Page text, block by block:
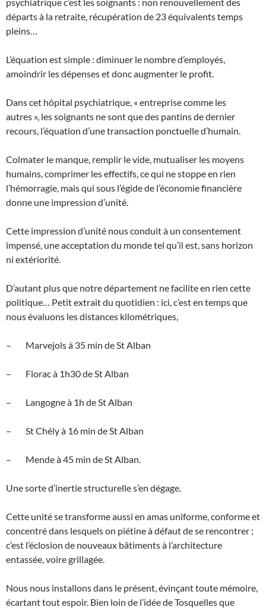
départs à la retraite, récupération de 23 équivalents temps
pleins…
L’équation est simple : diminuer le nombre d’employés,
amoindrir les dépenses et donc augmenter le profit.
Dans cet hôpital psychiatrique, « entreprise comme les
autres », les soignants ne sont que des pantins de dernier
recours, l’équation d’une transaction ponctuelle d’humain.
Colmater le manque, remplir le vide, mutualiser les moyens
humains, comprimer les effectifs, ce qui ne stoppe en rien
l’hémorragie, mais qui sous l’égide de l’économie financière
donne une impression d’unité.
Cette impression d’unité nous conduit à un consentement
impensé, une acceptation du monde tel qu’il est, sans horizon
ni extériorité.
D’autant plus que notre département ne facilite en rien cette
politique… Petit extrait du quotidien : ici, c’est en temps que
nous évaluons les distances kilométriques,
– Marvejols à 35 min de St Alban
– Florac à 1h30 de St Alban
– Langogne à 1h de St Alban
– St Chély à 16 min de St Alban
– Mende à 45 min de St Alban.
Une sorte d’inertie structurelle s’en dégage.
Cette unité se transforme aussi en amas uniforme, conforme et
concentré dans lesquels on piétine à défaut de se rencontrer ;
c’est l’éclosion de nouveaux bâtiments à l’architecture
entassée, voire grillagée.
Nous nous installons dans le présent, évinçant toute mémoire,
écartant tout espoir. Bien loin de l’idée de Tosquelles que